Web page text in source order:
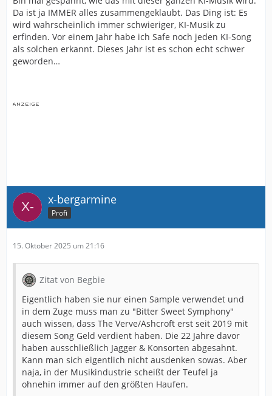
Da ist ja IMMER alles zusammengeklaubt. Das Ding ist: Es
wird wahrscheinlich immer schwieriger, KI-Musik zu
erfinden. Vor einem Jahr habe ich Safe noch jeden KI-Song
als solchen erkannt. Dieses Jahr ist es schon echt schwer
geworden…
x-bergarmine
Profi
15. Oktober 2025 um 21:16
Zitat von Begbie
Eigentlich haben sie nur einen Sample verwendet und
in dem Zuge muss man zu "Bitter Sweet Symphony"
auch wissen, dass The Verve/Ashcroft erst seit 2019 mit
diesem Song Geld verdient haben. Die 22 Jahre davor
haben ausschließlich Jagger & Konsorten abgesahnt.
Kann man sich eigentlich nicht ausdenken sowas. Aber
naja, in der Musikindustrie scheißt der Teufel ja
ohnehin immer auf den größten Haufen.